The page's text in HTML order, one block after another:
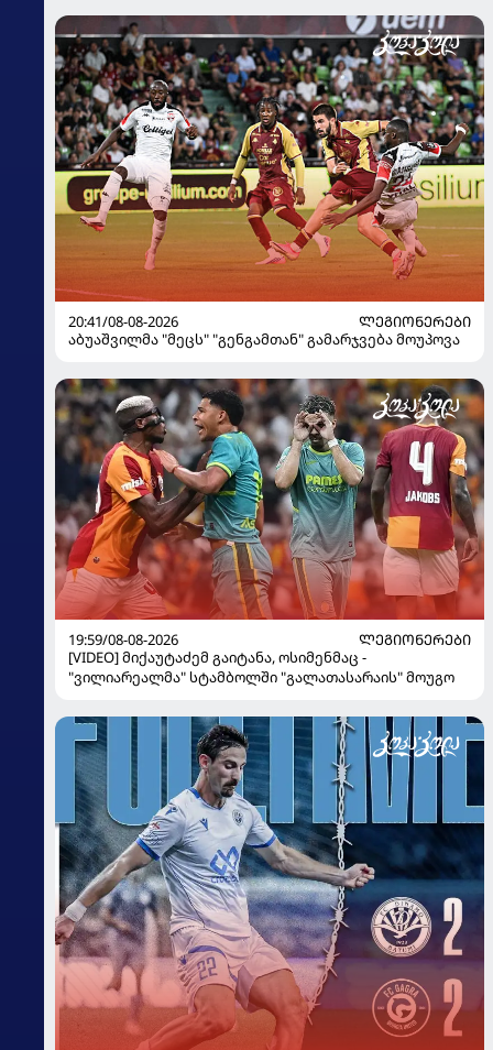
20:41/08-08-2026
ᲚᲔᲒᲘᲝᲜᲔᲠᲔᲑᲘ
აბუაშვილმა "მეცს" "გენგამთან" გამარჯვება მოუპოვა
19:59/08-08-2026
ᲚᲔᲒᲘᲝᲜᲔᲠᲔᲑᲘ
[VIDEO] მიქაუტაძემ გაიტანა, ოსიმენმაც -
"ვილიარეალმა" სტამბოლში "გალათასარაის" მოუგო